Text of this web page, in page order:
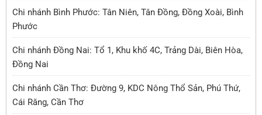
Chi nhánh Bình Phước: Tân Niên, Tân Đồng, Đồng Xoài, Bình
Phước
Chi nhánh Đồng Nai: Tổ 1, Khu khố 4C, Trảng Dài, Biên Hòa,
Đồng Nai
Chi nhánh Cần Thơ: Đường 9, KDC Nông Thổ Sản, Phú Thứ,
Cái Răng, Cần Thơ